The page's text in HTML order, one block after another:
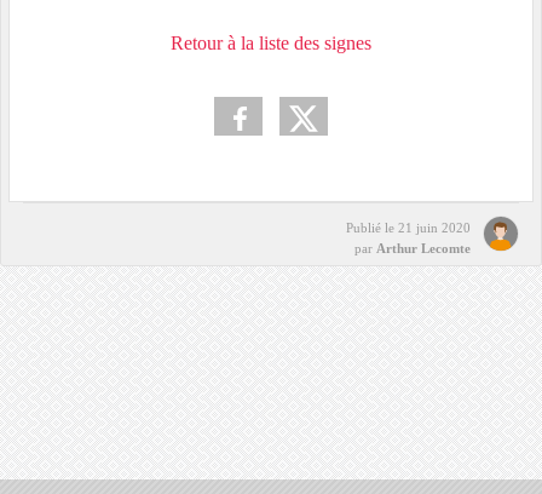
Retour à la liste des signes
Publié le 21 juin 2020
par Arthur Lecomte